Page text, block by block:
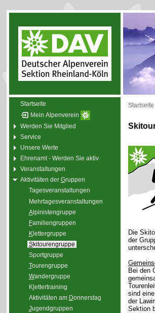
Startseite
Mein Alpenverein
Werden Sie Mitglied
Service
Unsere Werte
Ehrenamt - Werden Sie aktiv
Veranstaltungen
Aktivitäten der Gruppen
Tagesveranstaltungen
Mehrtagesveranstaltungen
Alpinistengruppe
Familiengruppen
Klettergruppe
Skitourengruppe
Sportgruppe
Tourengruppe
Wandergruppe
Kl ettertraining
Aktivitäten am Donnerstag
Jugendgruppen
Startseite
Die
der
Bei den
sind
der
Sektion